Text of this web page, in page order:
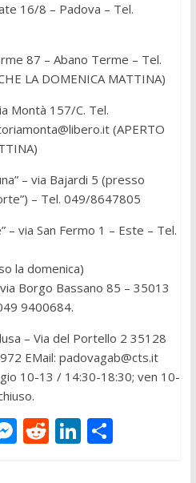
16/8 – Padova – Tel.
87 – Abano Terme – Tel.
LA DOMENICA MATTINA)
Montà 157/C. Tel.
(APERTO
– via Bajardi 5 (presso
– Tel. 049/8647805
– via San Fermo 1 – Este – Tel.
la domenica)
Borgo Bassano 85 – 35013
9400684.
– Via del Portello 2 35128
EMail: padovagab@cts.it
10-13 / 14:30-18:30; ven 10-
M R Li C